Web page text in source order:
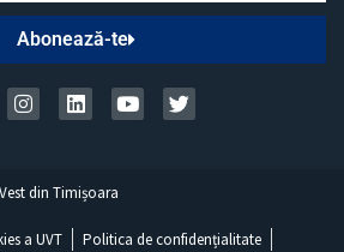
Abonează-te
din Timișoara
a UVT
Politica de confidențialitate